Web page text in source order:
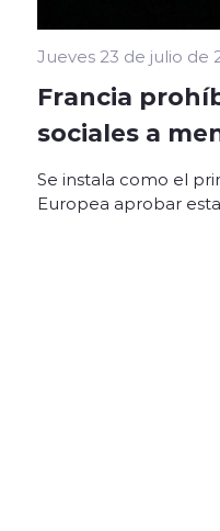
Jueves 23 de julio de
Francia
sociales a
Se instala como el
Europea aprobar